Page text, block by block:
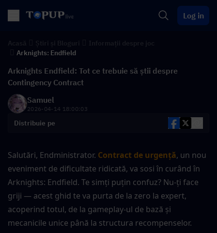
Log in
Arknights: Endfield
Arknights Endfield: Tot ce trebuie să știi despre
Contingency Contract
Samuel
2026-04-14 18:00:03
Distribuie pe
Salutări, Endministrator. Contract de urgență, un nou
eveniment de dificultate ridicată, va sosi în curând în
Arknights: Endfield. Te simți puțin confuz? Nu-ți face
griji — acest ghid te va purta de la zero la expert,
acoperind totul, de la gameplay-ul de bază și
mecanicile unice până la structura recompenselor.